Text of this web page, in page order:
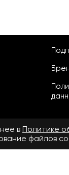
в Политике
файлов